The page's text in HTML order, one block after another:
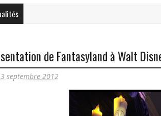
de Fantasyland à Walt
septembre 2012